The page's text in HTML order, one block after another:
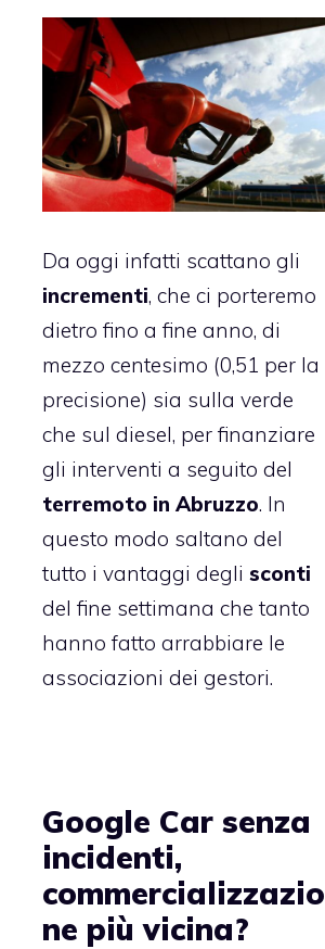
Da oggi infatti scattano gli
incrementi, che ci porteremo
dietro fino a fine anno, di
mezzo centesimo (0,51 per la
precisione) sia sulla verde
che sul diesel, per finanziare
gli interventi a seguito del
terremoto in Abruzzo. In
questo modo saltano del
tutto i vantaggi degli sconti
del fine settimana che tanto
hanno fatto arrabbiare le
associazioni dei gestori.
Google Car senza
incidenti,
commercializzazio
ne più vicina?